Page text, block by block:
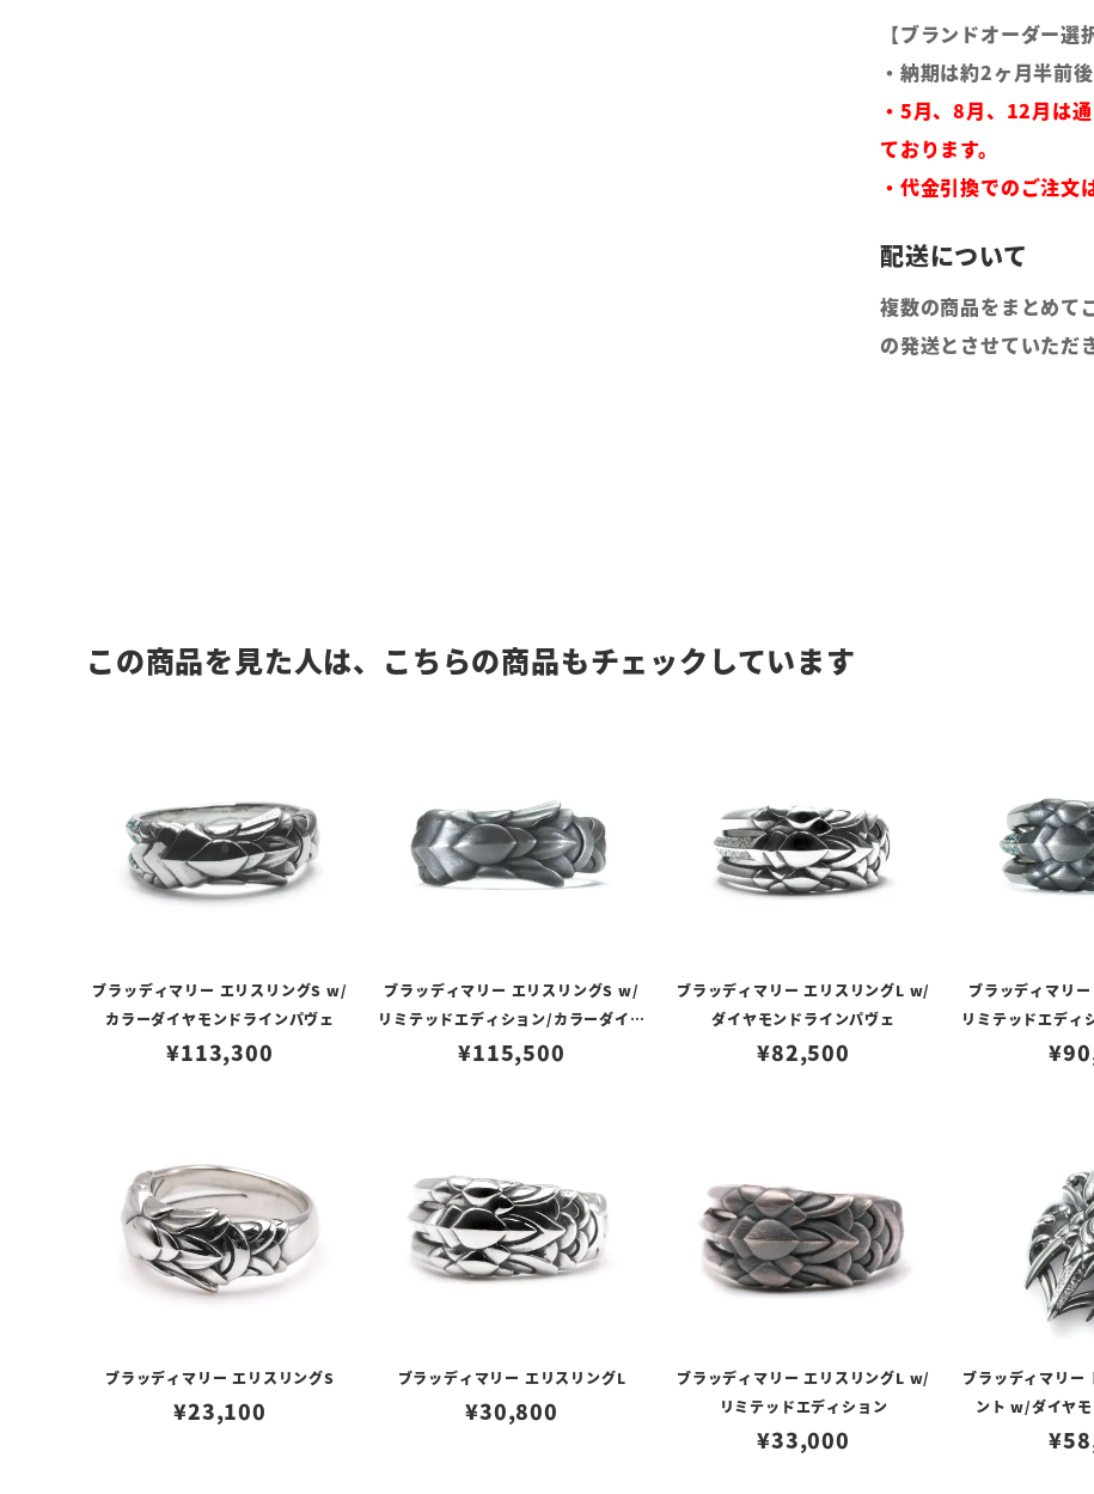
【ブランドオーダー選
・納期は約2ヶ月半前
・5月、8月、12月は
ております。
・代金引換でのご注文
複数の商品をまとめて
の発送とさせていただ
この商品を見た人は、こちらの商品もチェックしています
ブラッディマリー エリスリングS w/
カラーダイヤモンドラインパヴェ
¥113,300
ブラッディマリー エリスリングS w/
リミテッドエディション/カラーダイヤ
モンドラインパヴェ
¥115,500
ブラッディマリー エリスリングL w/
ダイヤモンドラインパヴェ
¥82,500
ブラッディマリ
リミテッドエディ
モンドラ
¥
ブラッディマリー エリスリングS
¥23,100
ブラッディマリー エリスリングL
¥30,800
ブラッディマリー エリスリングL w/
リミテッドエディション
¥33,000
ブラッディマリー
ント w/ダイヤ
¥